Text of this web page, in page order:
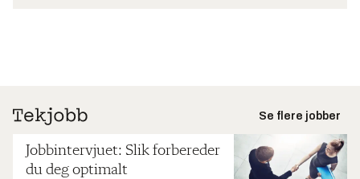
Se flere jobber
Jobbintervjuet: Slik forbereder
du deg optimalt